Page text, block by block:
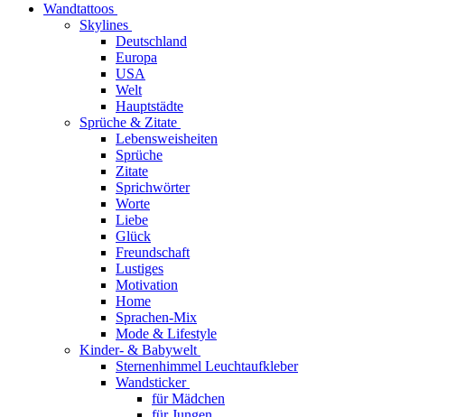
Wandtattoos
Skylines
Deutschland
Europa
USA
Welt
Hauptstädte
Sprüche & Zitate
Lebensweisheiten
Sprüche
Zitate
Sprichwörter
Worte
Liebe
Glück
Freundschaft
Lustiges
Motivation
Home
Sprachen-Mix
Mode & Lifestyle
Kinder- & Babywelt
Sternenhimmel Leuchtaufkleber
Wandsticker
für Mädchen